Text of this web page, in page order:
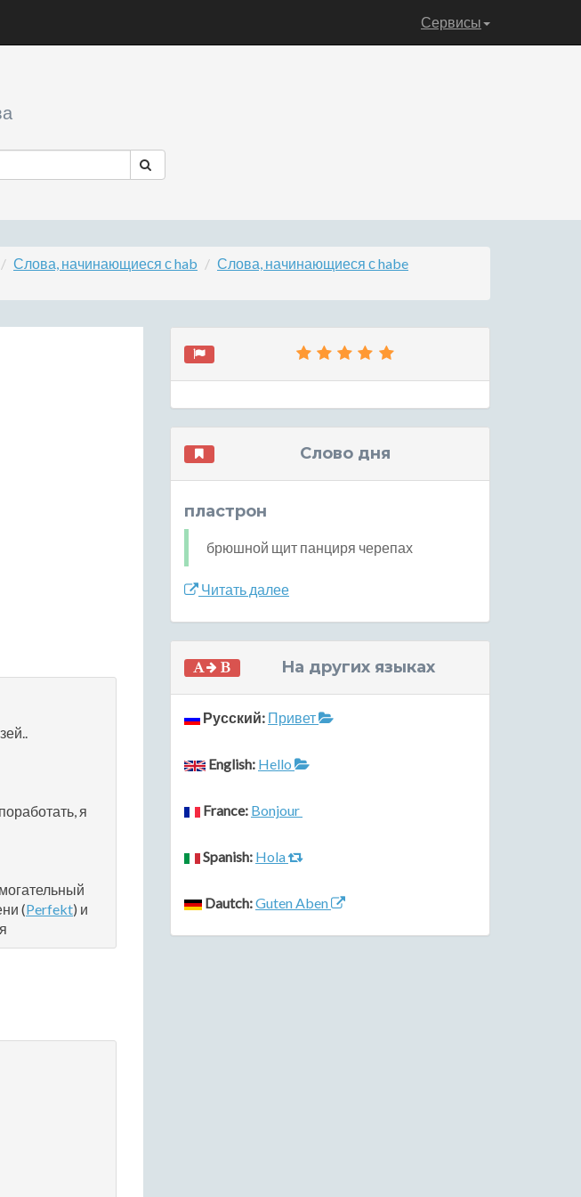
Сервисы
Слова, начинающиеся с hab
Слова, начинающиеся с habe
я
(Perfekt) и
Слово дня
пластрон
брюшной щит панциря черепах
Читать далее
На других языках
Русский: Привет
English: Hello
France: Bonjour
Spanish: Hola
Dautch:Guten Aben